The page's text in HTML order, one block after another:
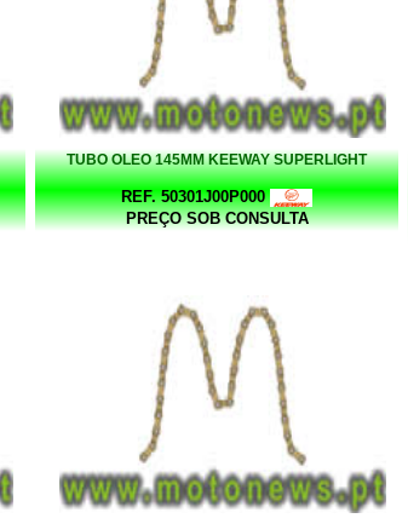
TUBO OLEO 145MM KEEWAY SUPERLIGHT
REF. 50301J00P000
PREÇO SOB CONSULTA